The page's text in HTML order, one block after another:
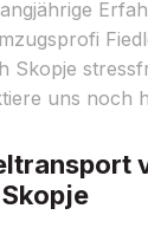
Skopje
uns noch